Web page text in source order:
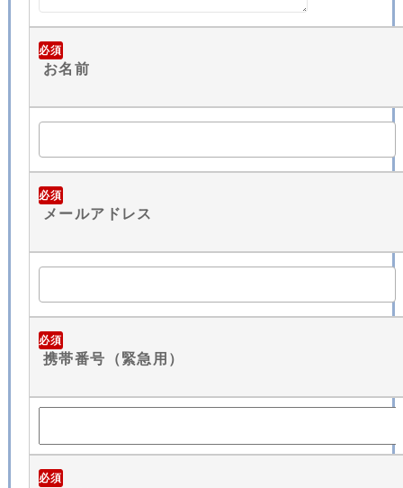
必須
お名前
必須
メールアドレス
必須
携帯番号（緊急用）
必須